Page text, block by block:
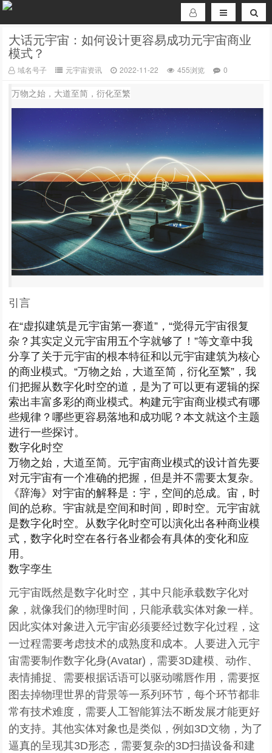
大话元宇宙：如何设计更容易成功元宇宙商业
模式？
域名号子 元宇宙资讯 2022-11-22 455浏览 0
万物之始，大道至简，衍化至繁
引言
在“虚拟建筑是元宇宙第一赛道”，“觉得元宇宙很复
杂？其实定义元宇宙用五个字就够了！”等文章中我
分享了关于元宇宙的根本特征和以元宇宙建筑为核心
的商业模式。“万物之始，大道至简，衍化至繁”，我
们把握从数字化时空的道，是为了可以更有逻辑的探
索出丰富多彩的商业模式。构建元宇宙商业模式有哪
些规律？哪些更容易落地和成功呢？本文就这个主题
进行一些探讨。
数字化时空
万物之始，大道至简。元宇宙商业模式的设计首先要
对元宇宙有一个准确的把握，但是并不需要太复杂。
《辞海》对宇宙的解释是：宇，空间的总成。宙，时
间的总称。宇宙就是空间和时间，即时空。元宇宙就
是数字化时空。从数字化时空可以演化出各种商业模
式，数字化时空在各行各业都会有具体的变化和应
用。
数字孪生
元宇宙既然是数字化时空，其中只能承载数字化对
象，就像我们的物理时间，只能承载实体对象一样。
因此实体对象进入元宇宙必须要经过数字化过程，这
一过程需要考虑技术的成熟度和成本。人要进入元宇
宙需要制作数字化身(Avatar)，需要3D建模、动作、
表情捕捉、需要根据话语可以驱动嘴唇作用，需要抠
图去掉物理世界的背景等一系列环节，每个环节都非
常有技术难度，需要人工智能算法不断发展才能更好
的支持。其他实体对象也是类似，例如3D文物，为了
逼真的呈现其3D形态，需要复杂的3D扫描设备和建